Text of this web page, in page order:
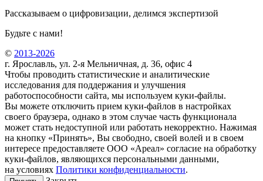
Рассказываем о цифровизации, делимся экспертизой
Будьте с нами!
© 2013-2026
г. Ярославль, ул. 2-я Мельничная, д. 36, офис 4
Чтобы проводить статистические и аналитические
исследования для поддержания и улучшения
работоспособности сайта, мы используем куки-файлы.
Вы можете отключить прием куки-файлов в настройках
своего браузера, однако в этом случае часть функционала
может стать недоступной или работать некорректно. Нажимая
на кнопку «Принять», Вы свободно, своей волей и в своем
интересе предоставляете ООО «Ареал» согласие на обработку
куки-файлов, являющихся персональными данными,
на условиях Политики конфиденциальности.